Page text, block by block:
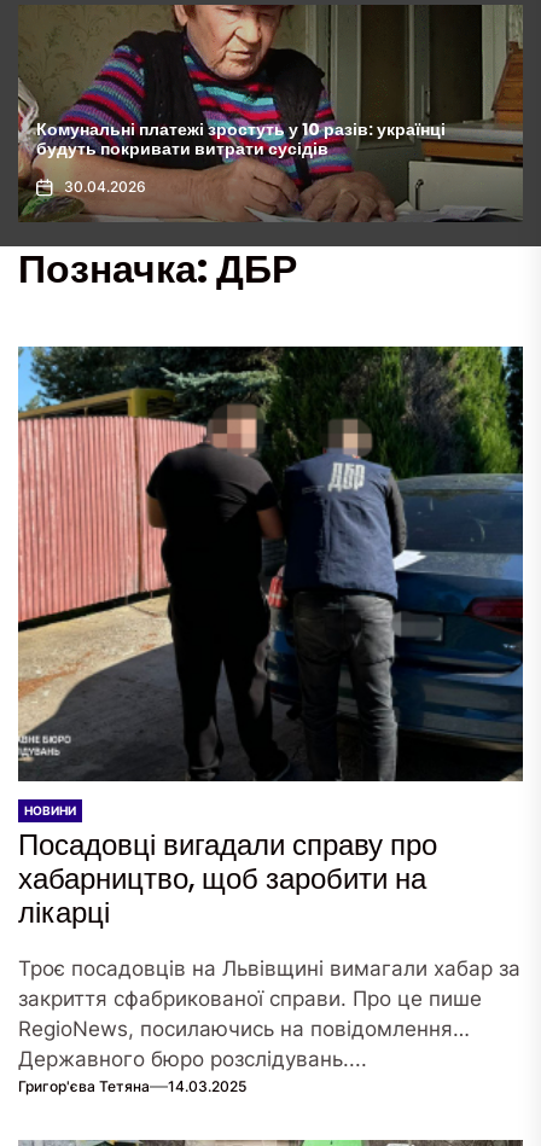
Хрускіт ззовні, соковите наповнення всередині: цей
“бутербродище” переверне ваші уявлення про
сніданки, рецепт
01.05.2026
Позначка:ДБР
НОВИНИ
Посадовці вигадали справу про
хабарництво, щоб заробити на
лікарці
Троє посадовців на Львівщині вимагали хабар за
закриття сфабрикованої справи. Про це пише
RegioNews, посилаючись на повідомлення
Державного бюро розслідувань....
Григор'єва Тетяна 14.03.2025